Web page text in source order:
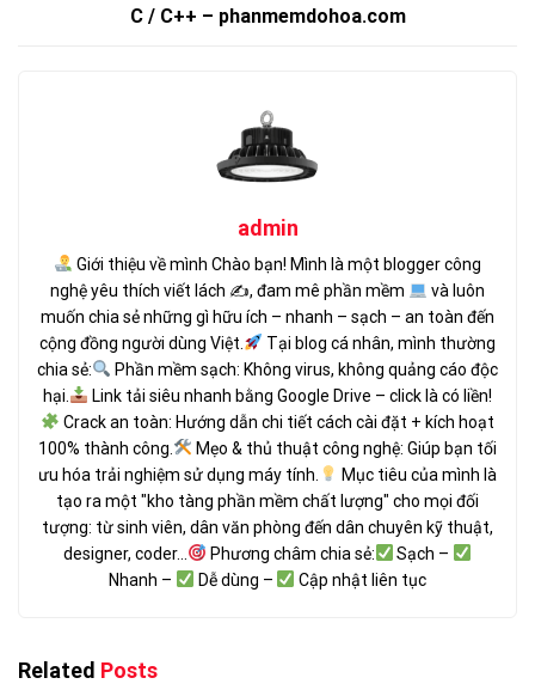
C / C++ – phanmemdohoa.com
admin
Giới thiệu về mình Chào bạn! Mình là một blogger công
nghệ yêu thích viết lách ✍, đam mê phần mềm
và luôn
muốn chia sẻ những gì hữu ích – nhanh – sạch – an toàn đến
cộng đồng người dùng Việt.
Tại blog cá nhân, mình thường
chia sẻ:
Phần mềm sạch: Không virus, không quảng cáo độc
hại.
Link tải siêu nhanh bằng Google Drive – click là có liền!
Crack an toàn: Hướng dẫn chi tiết cách cài đặt + kích hoạt
100% thành công.
Mẹo & thủ thuật công nghệ: Giúp bạn tối
ưu hóa trải nghiệm sử dụng máy tính.
Mục tiêu của mình là
tạo ra một "kho tàng phần mềm chất lượng" cho mọi đối
tượng: từ sinh viên, dân văn phòng đến dân chuyên kỹ thuật,
designer, coder...
Phương châm chia sẻ:
Sạch –
Nhanh –
Dễ dùng – Cập nhật liên tục
Related Posts